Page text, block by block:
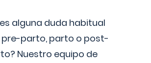
alguna duda habitual
pre-parto, parto o post-
Nuestro equipo de